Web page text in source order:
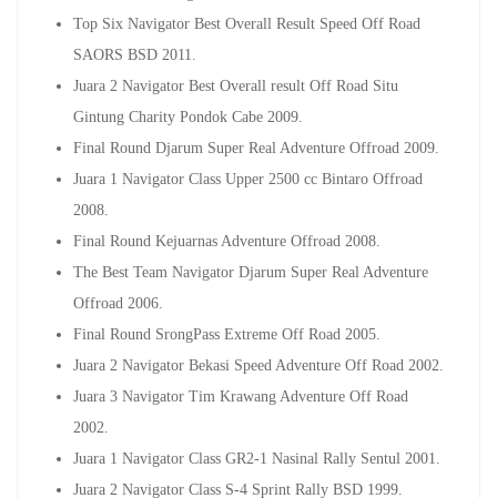
Top Six Navigator Best Overall Result Speed Off Road
SAORS BSD 2011.
Juara 2 Navigator Best Overall result Off Road Situ
Gintung Charity Pondok Cabe 2009.
Final Round Djarum Super Real Adventure Offroad 2009.
Juara 1 Navigator Class Upper 2500 cc Bintaro Offroad
2008.
Final Round Kejuarnas Adventure Offroad 2008.
The Best Team Navigator Djarum Super Real Adventure
Offroad 2006.
Final Round SrongPass Extreme Off Road 2005.
Juara 2 Navigator Bekasi Speed Adventure Off Road 2002.
Juara 3 Navigator Tim Krawang Adventure Off Road
2002.
Juara 1 Navigator Class GR2-1 Nasinal Rally Sentul 2001.
Juara 2 Navigator Class S-4 Sprint Rally BSD 1999.